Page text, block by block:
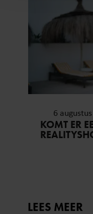
en om ons
informatie over uw
partners voor social
partners kunnen deze
informatie die u aan
verzameld op basis
gaat akkoord met
gebruiken.
6
KOMT ER